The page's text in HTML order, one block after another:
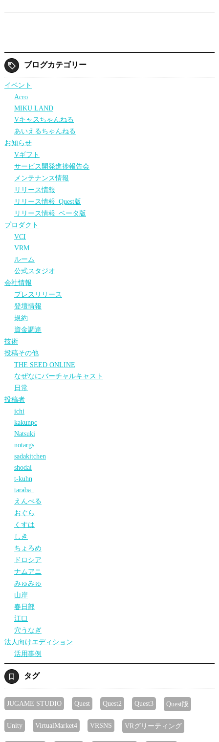
ブログカテゴリー
イベント
Acro
MIKU LAND
Vキャスちゃんねる
あいえるちゃんねる
お知らせ
Vギフト
サービス開発進捗報告会
メンテナンス情報
リリース情報
リリース情報_Quest版
リリース情報_ベータ版
プロダクト
VCI
VRM
ルーム
公式スタジオ
会社情報
プレスリリース
登壇情報
規約
資金調達
技術
投稿その他
THE SEED ONLINE
なぜなにバーチャルキャスト
日常
投稿者
ichi
kakunpc
Natsuki
notargs
sadakitchen
shodai
t-kuhn
taraba_
えんぺる
おぐら
くすは
しき
ちょろめ
ドロシア
ナムアニ
みゅみゅ
山岸
春日部
江口
穴うなぎ
法人向けエディション
活用事例
タグ
JUGAME STUDIO Quest Quest2 Quest3 Quest版
Unity VirtualMarket4 VRSNS VRグリーティング